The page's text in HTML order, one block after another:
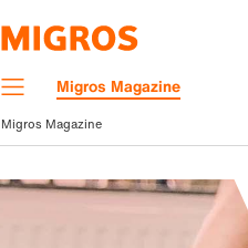
MenuMigros Magazine
Migros Magazine